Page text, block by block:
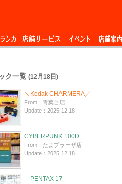
ンカ 店舗サービス イベント 店舗案内
ク一覧 (12月18日)
＼Kodak CHARMERA／
From：青葉台店
Update：2025.12.18
CYBERPUNK 100D
From：たまプラーザ店
Update：2025.12.18
「PENTAX 17」